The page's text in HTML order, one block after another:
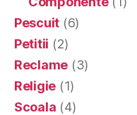
Pescuit (6)
Petitii (2)
Reclame (3)
Religie (1)
Scoala (4)